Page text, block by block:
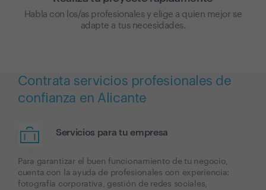
Habla con los/as profesionales y elige a quien mejor se
adapte a tus necesidades.
Contrata servicios profesionales de
confianza en Alicante
Servicios para tu empresa
Para garantizar el buen funcionamiento de tu negocio,
cuenta con la ayuda de profesionales con experiencia:
fotografía corporativa, gestión de redes sociales,